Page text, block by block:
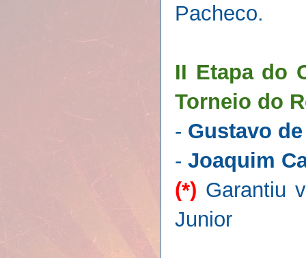
Pacheco.
II Etapa do
Torneio do
- Gustavo
- Joaquim
(*) Garantiu
Junior